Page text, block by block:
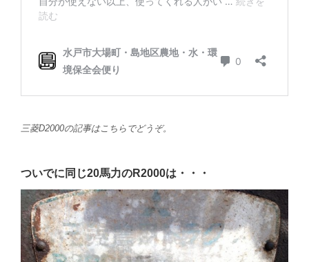
三菱D2000の記事はこちらでどうぞ。
ついでに同じ20馬力のR2000は・・・